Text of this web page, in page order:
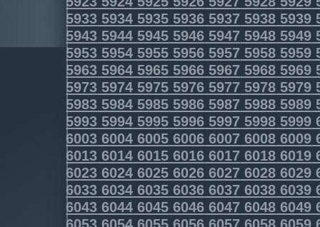
5933 5934 5935 5936 5937 5938 5939
5943 5944 5945 5946 5947 5948 5949
5953 5954 5955 5956 5957 5958 5959
5963 5964 5965 5966 5967 5968 5969
5973 5974 5975 5976 5977 5978 5979
5983 5984 5985 5986 5987 5988 5989
5993 5994 5995 5996 5997 5998 5999
6003 6004 6005 6006 6007 6008 6009
6013 6014 6015 6016 6017 6018 6019
6023 6024 6025 6026 6027 6028 6029
6033 6034 6035 6036 6037 6038 6039
6043 6044 6045 6046 6047 6048 6049